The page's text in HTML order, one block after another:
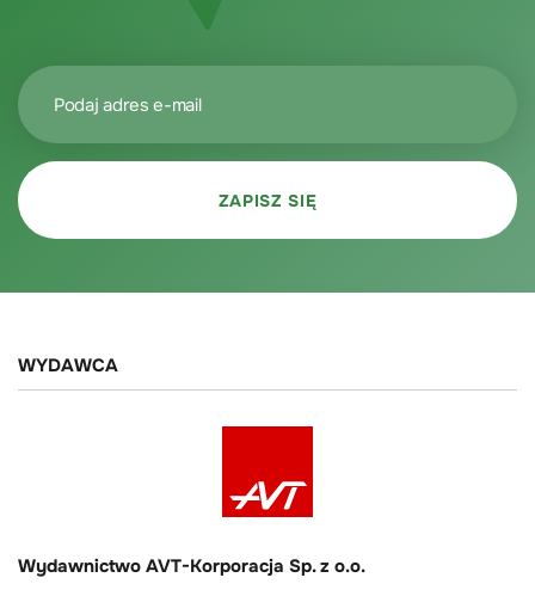
WYDAWCA
Wydawnictwo AVT-Korporacja Sp. z o.o.